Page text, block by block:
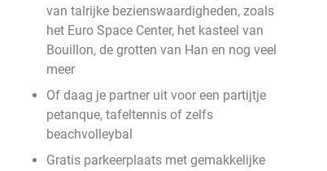
van talrijke bezienswaardigheden, zoals
het Euro Space Center, het kasteel van
Bouillon, de grotten van Han en nog veel
meer
Of daag je partner uit voor een partijtje
petanque, tafeltennis of zelfs
beachvolleybal
Gratis parkeerplaats met gemakkelijke